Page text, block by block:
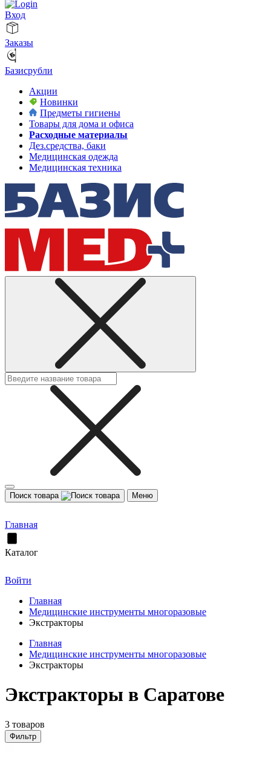
Вход
Заказы
Базисрубли
Акции
Новинки
Предметы гигиены
Товары для дома и офиса
Расходные материалы
Дез.средства, баки
Медицинская одежда
Медицинская техника
Поиск товара Меню
Главная
Каталог
Войти
Главная
Медицинские инструменты многоразовые
Экстракторы
Главная
Медицинские инструменты многоразовые
Экстракторы
Экстракторы в Саратове
3 товаров
Фильтр